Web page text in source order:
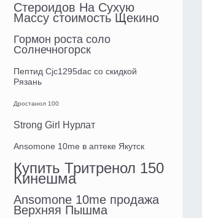
Стероидов На Сухую
Массу стоимость Щекино
Гормон роста соло
Солнечногорск
Пептид Cjc1295dac со скидкой
Рязань
Дростанол 100
Strong Girl Нурлат
Ansomone 10me в аптеке Якутск
Купить Тритренол 150
Кинешма
Ansomone 10me продажа
Верхняя Пышма